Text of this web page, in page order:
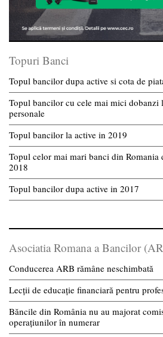
Topuri Banci
Topul bancilor dupa active si cota de
Topul bancilor cu cele mai mici dobanzi
personale
Topul bancilor la active in 2019
Topul celor mai mari banci din Romania
2018
Topul bancilor dupa active in 2017
Asociatia Romana a Bancilor
Conducerea ARB rămâne neschimbată
Lecții de educație financiară pentru
Băncile din România nu au majorat
operațiunilor în numerar